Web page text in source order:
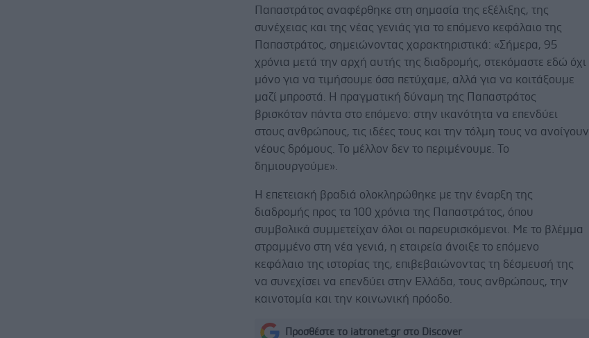
Παπαστράτος αναφέρθηκε στη σημασία της εξέλιξης, της
συνέχειας και της νέας γενιάς για το επόμενο κεφάλαιο της
Παπαστράτος, σημειώνοντας χαρακτηριστικά: «Σήμερα, 95
χρόνια μετά την αρχή αυτής της διαδρομής, στεκόμαστε εδώ όχι
μόνο για να τιμήσουμε όσα πετύχαμε, αλλά για να κοιτάξουμε
μαζί μπροστά. Η πραγματική δύναμη της Παπαστράτος
βρισκόταν πάντα στο επόμενο: στην ικανότητα να επενδύει
στους ανθρώπους, τις ιδέες τους και την τόλμη τους να ανοίγουν
νέους δρόμους. Το μέλλον δεν το περιμένουμε. Το
δημιουργούμε».
Η επετειακή βραδιά ολοκληρώθηκε με την έναρξη της
διαδρομής προς τα 100 χρόνια της Παπαστράτος, όπου
συμβολικά συμμετείχαν όλοι οι παρευρισκόμενοι. Με το βλέμμα
στραμμένο στη νέα γενιά, η εταιρεία άνοιξε το επόμενο
κεφάλαιο της ιστορίας της, επιβεβαιώνοντας τη δέσμευσή της
να συνεχίσει να επενδύει στην Ελλάδα, τους ανθρώπους, την
καινοτομία και την κοινωνική πρόοδο.
Προσθέστε το iatronet.gr στο Discover